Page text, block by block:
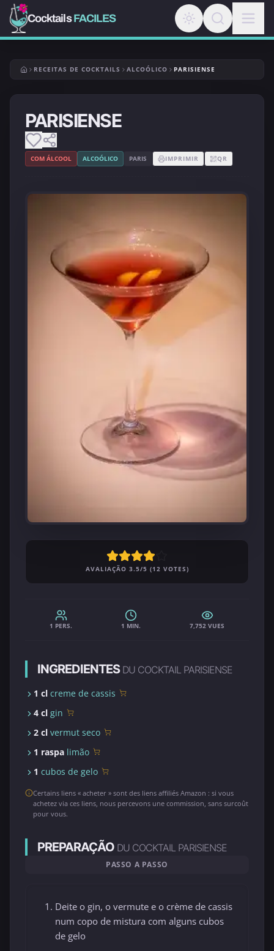
CocktailsFACILES
RECEITAS DE COCKTAILS ALCOÓLICO PARISIENSE
PARISIENSE
COM ÁLCOOL ALCOÓLICO PARIS IMPRIMIR QR
AVALIAÇÃO 3.5/5 (12 VOTES)
1 PERS. 1 MIN. 7,752 VUES
INGREDIENTES DU COCKTAIL PARISIENSE
1 cl creme de cassis
4 cl gin
2 cl vermut seco
1 raspa limão
1 cubos de gelo
Certains liens « acheter » sont des liens affiliés Amazon : si vous
achetez via ces liens, nous percevons une commission, sans surcoût
pour vous.
PREPARAÇÃO DU COCKTAIL PARISIENSE
PASSO A PASSO
Deite o gin, o vermute e o crème de cassis
num copo de mistura com alguns cubos
de gelo